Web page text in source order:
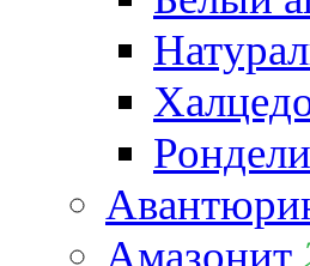
Амазонит